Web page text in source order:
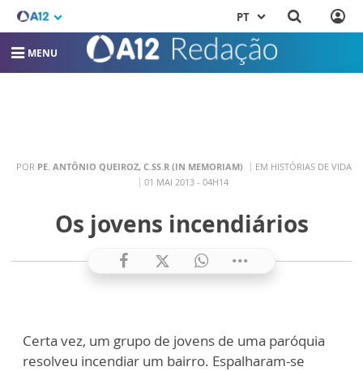
PT
MENU
POR PE. ANTÔNIO QUEIROZ, C.SS.R (IN MEMORIAM)
EM HISTÓRIAS DE VIDA
01 MAI 2013 - 04H14
Os jovens incendiários
Certa vez, um grupo de jovens de uma paróquia
resolveu incendiar um bairro. Espalharam-se